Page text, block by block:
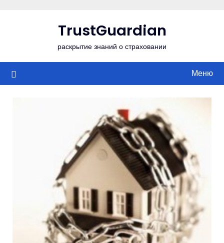
TrustGuardian
раскрытие знаний о страховании
Меню